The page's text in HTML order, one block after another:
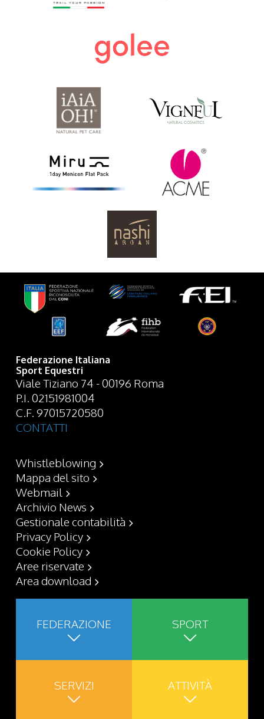
Federazione Italiana
Sport Equestri
Viale Tiziano 74 - 00196 Roma
P.I. 02151981004
C.F. 97015720580
CONTATTI
Whistleblowing
Mappa del sito
Webmail
Archivio News
Gestionale contabilità
Privacy Policy
Cookie Policy
Aree riservate
Area download
FEDERAZIONE SPORT
SERVIZI ATTIVITÀ